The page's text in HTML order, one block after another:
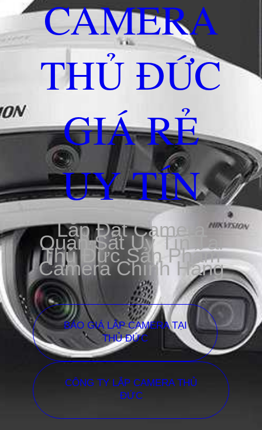
CAMERA
THỦ ĐỨC
GIÁ RẺ
UY TÍN
Lắp Đặt Camera
Quan Sát Uy Tín Tại
Thủ Đức Sản Phẩm
Camera Chính Hãng
BÁO GIÁ LẮP CAMERA TẠI
THỦ ĐỨC
CÔNG TY LẮP CAMERA THỦ
ĐỨC